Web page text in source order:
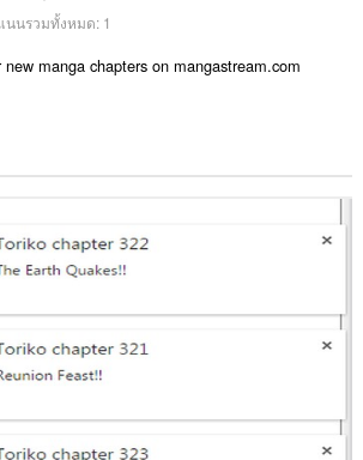
นนรวมทั้งหมด: 1
manga chapters on mangastream.com